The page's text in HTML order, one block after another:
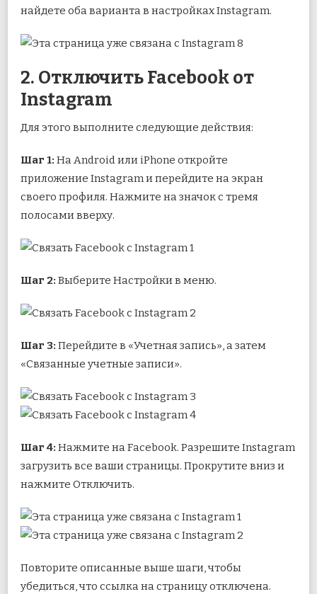
найдете оба варианта в настройках Instagram.
2. Отключить Facebook от
Instagram
Для этого выполните следующие действия:
Шаг 1: На Android или iPhone откройте
приложение Instagram и перейдите на экран
своего профиля. Нажмите на значок с тремя
полосами вверху.
Шаг 2: Выберите Настройки в меню.
Шаг 3: Перейдите в «Учетная запись», а затем
«Связанные учетные записи».
Шаг 4: Нажмите на Facebook. Разрешите Instagram
загрузить все ваши страницы. Прокрутите вниз и
нажмите Отключить.
Повторите описанные выше шаги, чтобы
убедиться, что ссылка на страницу отключена.